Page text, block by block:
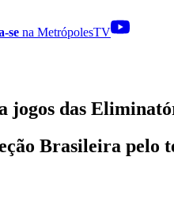
se na MetrópolesTV
jogos das
Brasileira